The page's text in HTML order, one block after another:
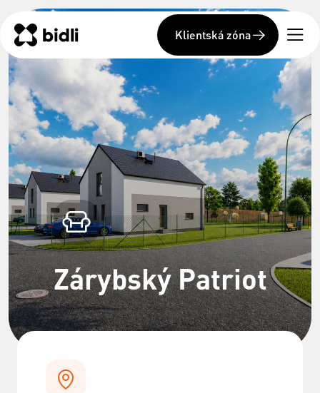
Klientská zóna
Zárybský Patriot